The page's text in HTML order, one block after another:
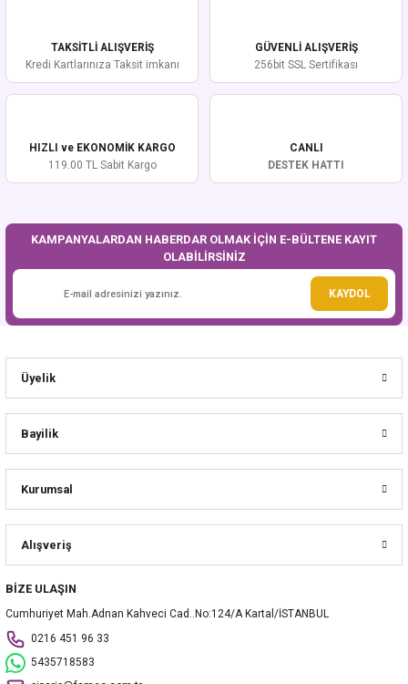
Ürün resmi kalitesiz, bozuk veya görüntülenemiyor.
Ürün fiyatı diğer sitelerden daha pahalı.
Bu ürüne benzer farklı alternatifler olmalı.
TAKSİTLİ ALIŞVERİŞ
Kredi Kartlarınıza Taksit imkanı
GÜVENLİ ALIŞVERİŞ
256bit SSL Sertifikası
HIZLI ve EKONOMİK KARGO
119.00 TL Sabit Kargo
CANLI
DESTEK HATTI
KAMPANYALARDAN HABERDAR OLMAK İÇİN E-BÜLTENE KAYIT
OLABİLİRSİNİZ
KAYDOL
Üyelik
Bayilik
Kurumsal
Alışveriş
BİZE ULAŞIN
Cumhuriyet Mah.Adnan Kahveci Cad..No:124/A Kartal/İSTANBUL
0216 451 96 33
5435718583